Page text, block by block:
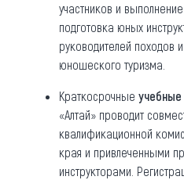
участников и
подготовка юных
руководителей походов
юношеского туризма.
Краткосрочные
«Алтай» проводит
квалификационной
края и привлеченными
инструкторами.